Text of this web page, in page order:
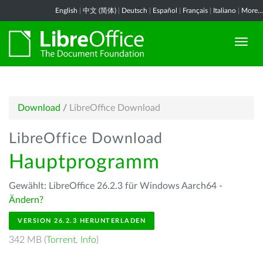
English 中文 (简体) Deutsch Español Français Italiano More...
Download / LibreOffice Download
LibreOffice Download
Hauptprogramm
Gewählt: LibreOffice 26.2.3 für Windows Aarch64 -
Ändern?
VERSION 26.2.3 HERUNTERLADEN
342 MB (Torrent, Info)